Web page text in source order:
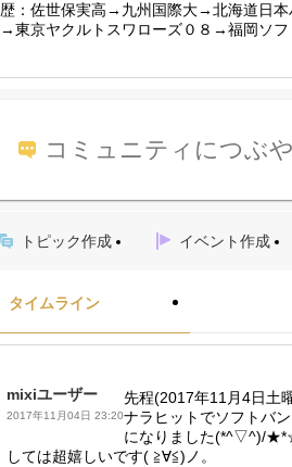
：佐世保実高→九州国際大→北海道日本
東京ヤクルトスワローズ０８→福岡ソフ
コミュニティにつぶ
トピック作成 イベント作成
タイムライン
mixiユーザー
2017年11月04日 23:20
先程(2017年11月4日土
ナラヒットでソフトバ
になりました(*^▽^)/
しては超嬉しいです( ≧∀≦)ノ。